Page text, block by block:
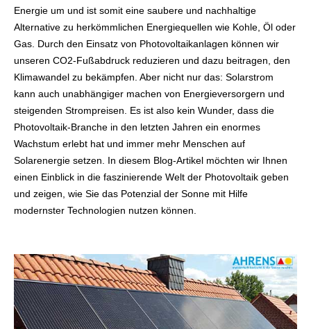
Energie um und ist somit eine saubere und nachhaltige
Alternative zu herkömmlichen Energiequellen wie Kohle, Öl oder
Gas. Durch den Einsatz von Photovoltaikanlagen können wir
unseren CO2-Fußabdruck reduzieren und dazu beitragen, den
Klimawandel zu bekämpfen. Aber nicht nur das: Solarstrom
kann auch unabhängiger machen von Energieversorgern und
steigenden Strompreisen. Es ist also kein Wunder, dass die
Photovoltaik-Branche in den letzten Jahren ein enormes
Wachstum erlebt hat und immer mehr Menschen auf
Solarenergie setzen. In diesem Blog-Artikel möchten wir Ihnen
einen Einblick in die faszinierende Welt der Photovoltaik geben
und zeigen, wie Sie das Potenzial der Sonne mit Hilfe
modernster Technologien nutzen können.